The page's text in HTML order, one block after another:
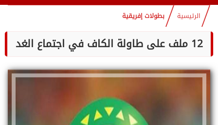
الرئيسية بطولات إفريقية
12 ملف على طاولة الكاف في اجتماع الغد